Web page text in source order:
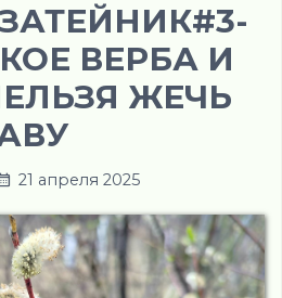
ВЕРБА И
ЖЕЧЬ
21 апреля 2025